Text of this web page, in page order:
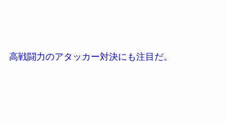
高戦闘力のアタッカー対決にも注目だ。